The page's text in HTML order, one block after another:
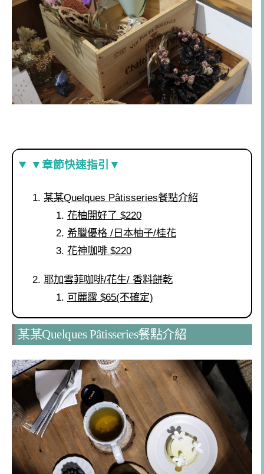
▼章節快速指引▼
某某Quelques Pâtisseries餐點介紹
花柚開好了 $220
希臘優格 /日本柚子/桂花
花神咖啡 $220
耶加雪菲咖啡/花生/ 香料餅乾
可麗露 $65(不確定)
某某Quelques Pâtisseries餐點介紹